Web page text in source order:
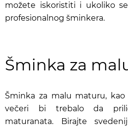
možete iskoristiti i ukoliko
profesionalnog šminkera.
Šminka za
Šminka za malu maturu,
večeri bi trebalo da
maturanata. Birajte